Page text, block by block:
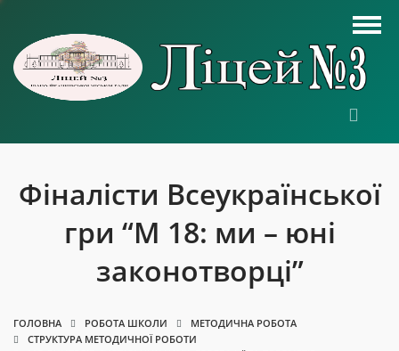
Фіналісти Всеукраїнської
гри “М 18: ми – юні
законотворці”
ГОЛОВНА РОБОТА ШКОЛИ
МЕТОДИЧНА РОБОТА
СТРУКТУРА МЕТОДИЧНОЇ РОБОТИ